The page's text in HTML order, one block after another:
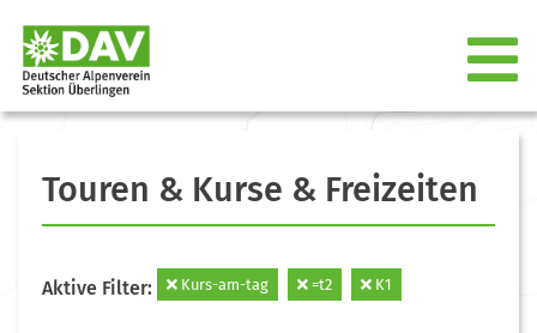
Touren & Kurse & Freizeiten
Aktive Filter: Kurs-am-tag =t2 K1